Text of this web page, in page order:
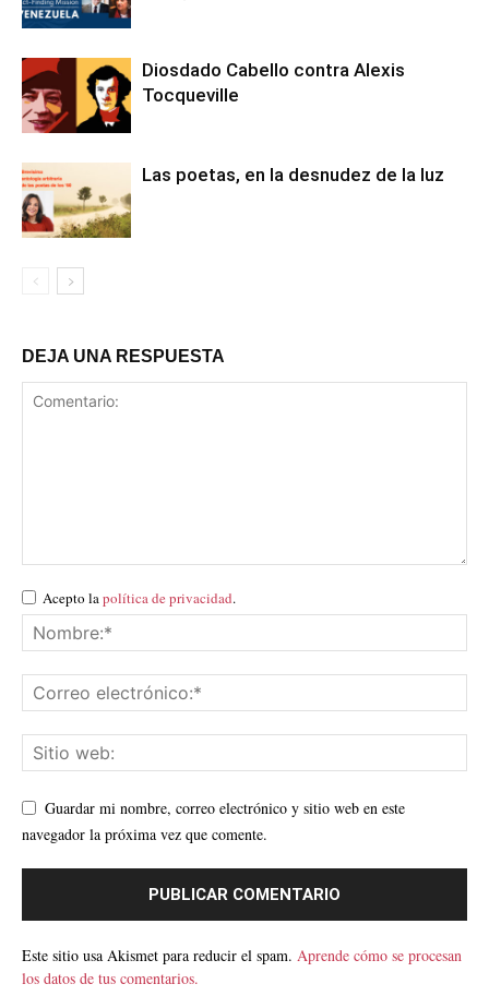
Diosdado Cabello contra Alexis
Tocqueville
Las poetas, en la desnudez de la luz
DEJA UNA RESPUESTA
Acepto lapolítica de privacidad.
Guardar mi nombre, correo electrónico y sitio web en este
navegador la próxima vez que comente.
Este sitio usa Akismet para reducir el spam. Aprende cómo se procesan
los datos de tus comentarios.